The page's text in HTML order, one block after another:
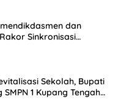
dan
Sinkronisasi
Sekolah, Bupati
1 Kupang Tengah